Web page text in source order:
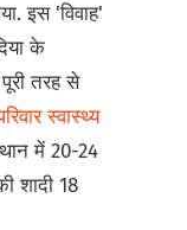
इस 'विवाह'
के
तरह से
स्वास्थ्य
में 20-24
शादी 18